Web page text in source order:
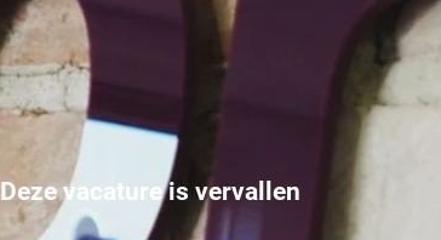
Deze vacature is vervallen